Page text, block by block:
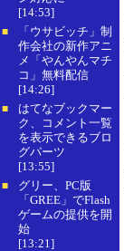
[14:53]
■
「ウサビッチ」制
作会社の新作アニ
メ「やんやんマチ
コ」無料配信
[14:26]
■
はてなブックマー
ク、コメント一覧
を表示できるブロ
グパーツ
[13:55]
■
グリー、PC版
「GREE」でFlash
ゲームの提供を開
始
[13:21]